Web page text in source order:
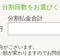
分割回数をお選びく
分割払金合計
ございます。
が変わりますのでお問